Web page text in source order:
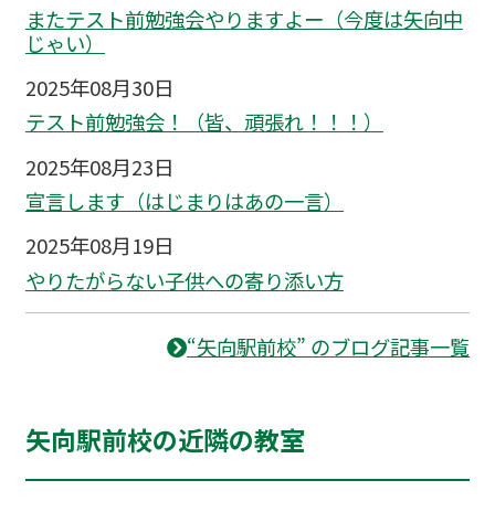
またテスト前勉強会やりますよー（今度は矢向中
じゃい）
2025年08月30日
テスト前勉強会！（皆、頑張れ！！！）
2025年08月23日
宣言します（はじまりはあの一言）
2025年08月19日
やりたがらない子供への寄り添い方
“矢向駅前校” のブログ記事一覧
矢向駅前校の近隣の教室